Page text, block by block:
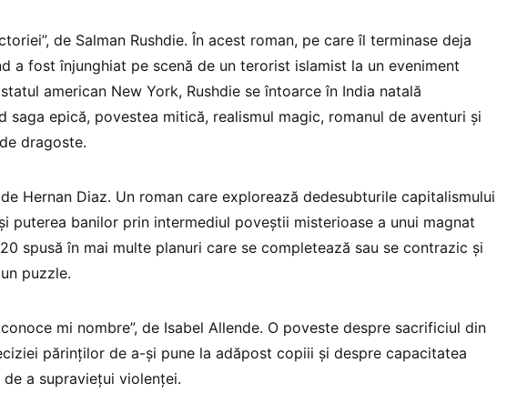
de Salman Rushdie. În acest roman, pe care îl terminase deja
a fost înjunghiat pe scenă de un terorist islamist la un eveniment
american New York, Rushdie se întoarce în India natală
saga epică, povestea mitică, realismul magic, romanul de aventuri şi
dragoste.
de Hernan Diaz. Un roman care explorează dedesubturile capitalismului
puterea banilor prin intermediul poveştii misterioase a unui magnat
spusă în mai multe planuri care se completează sau se contrazic şi
puzzle.
mi nombre”, de Isabel Allende. O poveste despre sacrificiul din
părinţilor de a-şi pune la adăpost copiii şi despre capacitatea
a supravieţui violenţei.